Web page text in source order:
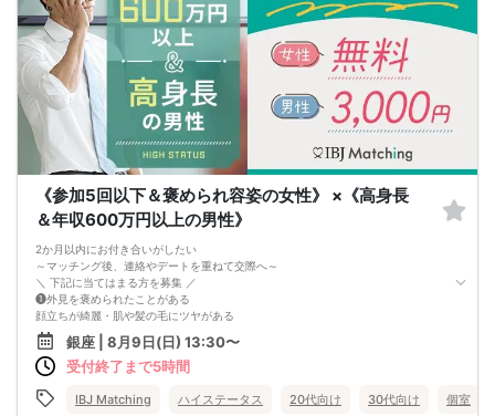
《参加5回以下＆褒められ容姿の女性》 ×《高身長
＆年収600万円以上の男性》
2か月以内にお付き合いがしたい
～マッチング後、連絡やデートを重ねて交際へ～
＼ 下記に当てはまる方を募集 ／
❶外見を褒められたことがある
顔立ちが綺麗・肌や髪の毛にツヤがある
スタイルが良い・好印象を与える姿勢や視線 etc
❷第一印象が好印象
清潔感がある・表情が明るくて笑顔が多い
見た目や雰囲気で恋に落ちて、
銀座 | 8月9日(日) 13:30〜
受付終了まで5時間
IBJ Matching ハイステータス 20代向け 30代向け 個室